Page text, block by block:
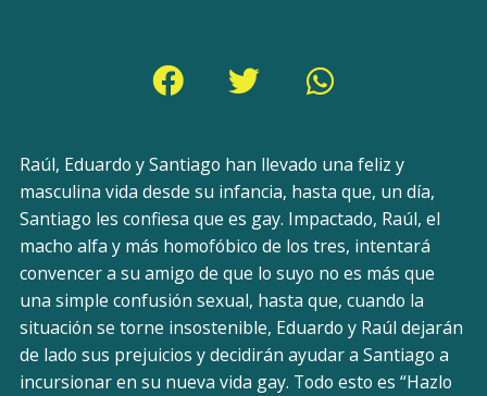
Raúl, Eduardo y Santiago han llevado una feliz y
masculina vida desde su infancia, hasta que, un día,
Santiago les confiesa que es gay. Impactado, Raúl, el
macho alfa y más homofóbico de los tres, intentará
convencer a su amigo de que lo suyo no es más que
una simple confusión sexual, hasta que, cuando la
situación se torne insostenible, Eduardo y Raúl dejarán
de lado sus prejuicios y decidirán ayudar a Santiago a
incursionar en su nueva vida gay. Todo esto es “Hazlo